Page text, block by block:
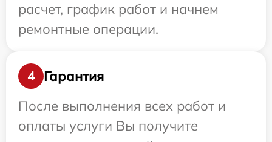
расчет, график работ и начнем
ремонтные операции.
4
Гарантия
После выполнения всех работ и
оплаты услуги Вы получите